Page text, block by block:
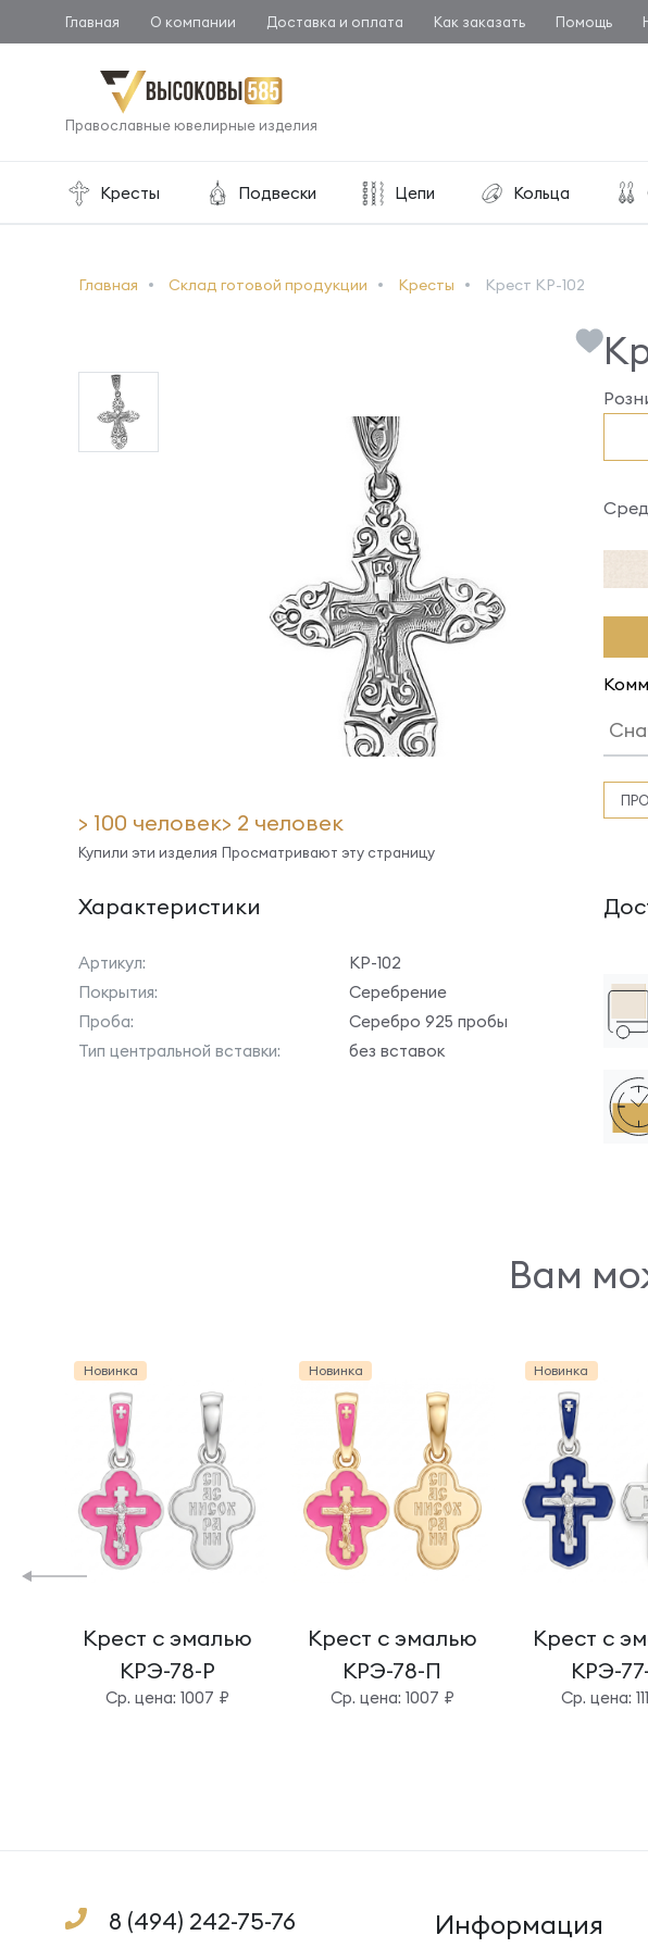
Главная О компании Доставка и оплата Как заказать Помощь
Православные ювелирные изделия
Кресты Подвески Цепи Кольца
Главная Склад готовой продукции Кресты Крест КР-102
> 100 человек
Купили эти изделия
> 2 человек
Просматривают эту страницу
Характеристики
Артикул:
КР-102
Покрытия:
Серебрение
Проба:
Серебро 925 пробы
Тип центральной вставки:
без вставок
Вам
Новинка
Крест с эмалью
КРЭ-78-Р
Cр. цена: 1007 ₽
Новинка
Крест с эмалью
КРЭ-78-П
Cр. цена: 1007 ₽
Новинка
Крест с
КРЭ-
Cр. цена:
8 (494) 242-75-76 Информация